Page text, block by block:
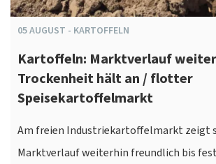
05AUGUST - KARTOFFELN
Kartoffeln: Marktverlauf
Trockenheit hält an / flotter
Speisekartoffelmarkt
Am freien Industriekartoffelmarkt zeigt
Marktverlauf weiterhin freundlich bis